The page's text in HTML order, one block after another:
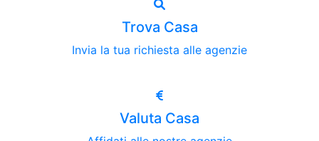
Trova Casa
Invia la tua richiesta alle agenzie
Valuta Casa